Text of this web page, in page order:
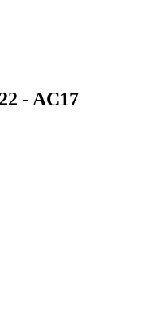
- AC17